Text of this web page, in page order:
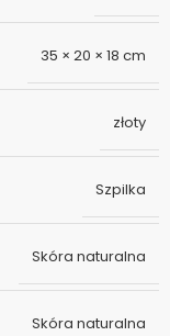
35 × 20 × 18 cm
złoty
Szpilka
Skóra naturalna
Skóra naturalna